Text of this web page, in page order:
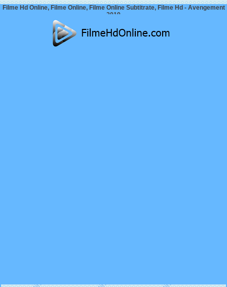
Filme Hd Online, Filme Online, Filme Online Subtitrate, Filme Hd - Avengement
2019